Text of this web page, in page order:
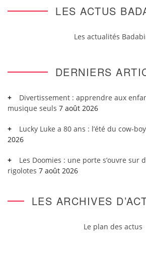
LES ACTUS
Les actualités
DERNIERS
Divertissement : apprendre aux
musique seuls 7 août 2026
Lucky Luke a 80 ans : l’été du cow-
2026
Les Doomies : une porte s’ouvre sur
rigolotes 7 août 2026
LES ARCHIVES
Le plan des actus